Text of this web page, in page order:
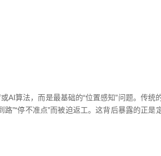
算法，而是最基础的“位置感知”问题。传
”“停不准点”而被迫返工。这背后暴露的正